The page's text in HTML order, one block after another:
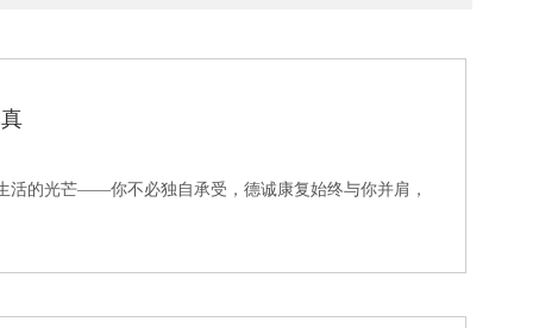
活的光芒——你不必独自承受，德诚康复始终与你并肩，